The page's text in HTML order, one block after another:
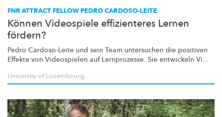
FNR ATTRACT FELLOW PEDRO CARDOSO-LEITE
Können Videospiele effizienteres Lernen
fördern?
Pedro Cardoso-Leite und sein Team untersuchen die positiven
Effekte von Videospielen auf Lernprozesse. Sie entwickeln Vi...
University of Luxembourg